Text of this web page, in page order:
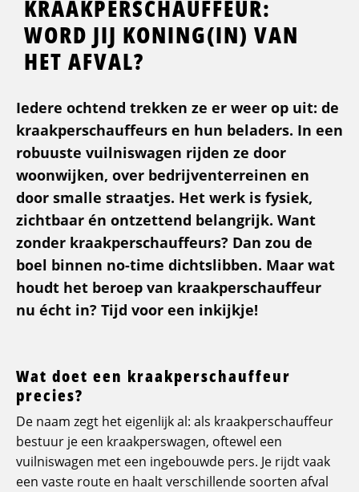
KRAAKPERSCHAUFFEUR:
WORD JIJ KONING(IN) VAN
HET AFVAL?
Iedere ochtend trekken ze er weer op uit: de
kraakperschauffeurs en hun beladers. In een
robuuste vuilniswagen rijden ze door
woonwijken, over bedrijventerreinen en
door smalle straatjes. Het werk is fysiek,
zichtbaar én ontzettend belangrijk. Want
zonder kraakperschauffeurs? Dan zou de
boel binnen no-time dichtslibben. Maar wat
houdt het beroep van kraakperschauffeur
nu écht in? Tijd voor een inkijkje!
Wat doet een kraakperschauffeur
precies?
De naam zegt het eigenlijk al: als kraakperschauffeur
bestuur je een kraakperswagen, oftewel een
vuilniswagen met een ingebouwde pers. Je rijdt vaak
een vaste route en haalt verschillende soorten afval